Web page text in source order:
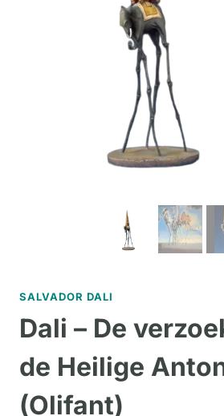
SALVADOR DALI
Dali – De
de Heilige
(Olifant)